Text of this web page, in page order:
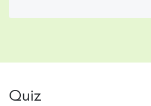
Quiz